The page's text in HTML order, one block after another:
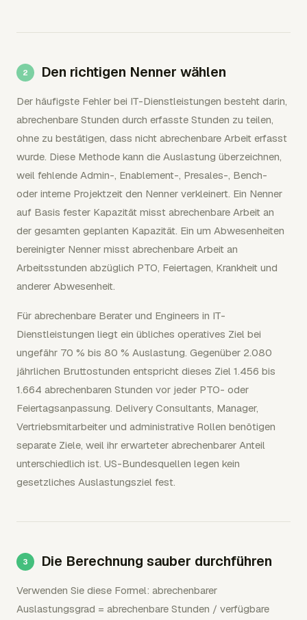
Den richtigen Nenner wählen
Der häufigste Fehler bei IT-Dienstleistungen besteht darin,
abrechenbare Stunden durch erfasste Stunden zu teilen,
ohne zu bestätigen, dass nicht abrechenbare Arbeit erfasst
wurde. Diese Methode kann die Auslastung überzeichnen,
weil fehlende Admin-, Enablement-, Presales-, Bench-
oder interne Projektzeit den Nenner verkleinert. Ein Nenner
auf Basis fester Kapazität misst abrechenbare Arbeit an
der gesamten geplanten Kapazität. Ein um Abwesenheiten
bereinigter Nenner misst abrechenbare Arbeit an
Arbeitsstunden abzüglich PTO, Feiertagen, Krankheit und
anderer Abwesenheit.
Für abrechenbare Berater und Engineers in IT-
Dienstleistungen liegt ein übliches operatives Ziel bei
ungefähr 70 % bis 80 % Auslastung. Gegenüber 2.080
jährlichen Bruttostunden entspricht dieses Ziel 1.456 bis
1.664 abrechenbaren Stunden vor jeder PTO- oder
Feiertagsanpassung. Delivery Consultants, Manager,
Vertriebsmitarbeiter und administrative Rollen benötigen
separate Ziele, weil ihr erwarteter abrechenbarer Anteil
unterschiedlich ist. US-Bundesquellen legen kein
gesetzliches Auslastungsziel fest.
Die Berechnung sauber durchführen
Verwenden Sie diese Formel: abrechenbarer
Auslastungsgrad = abrechenbare Stunden / verfügbare